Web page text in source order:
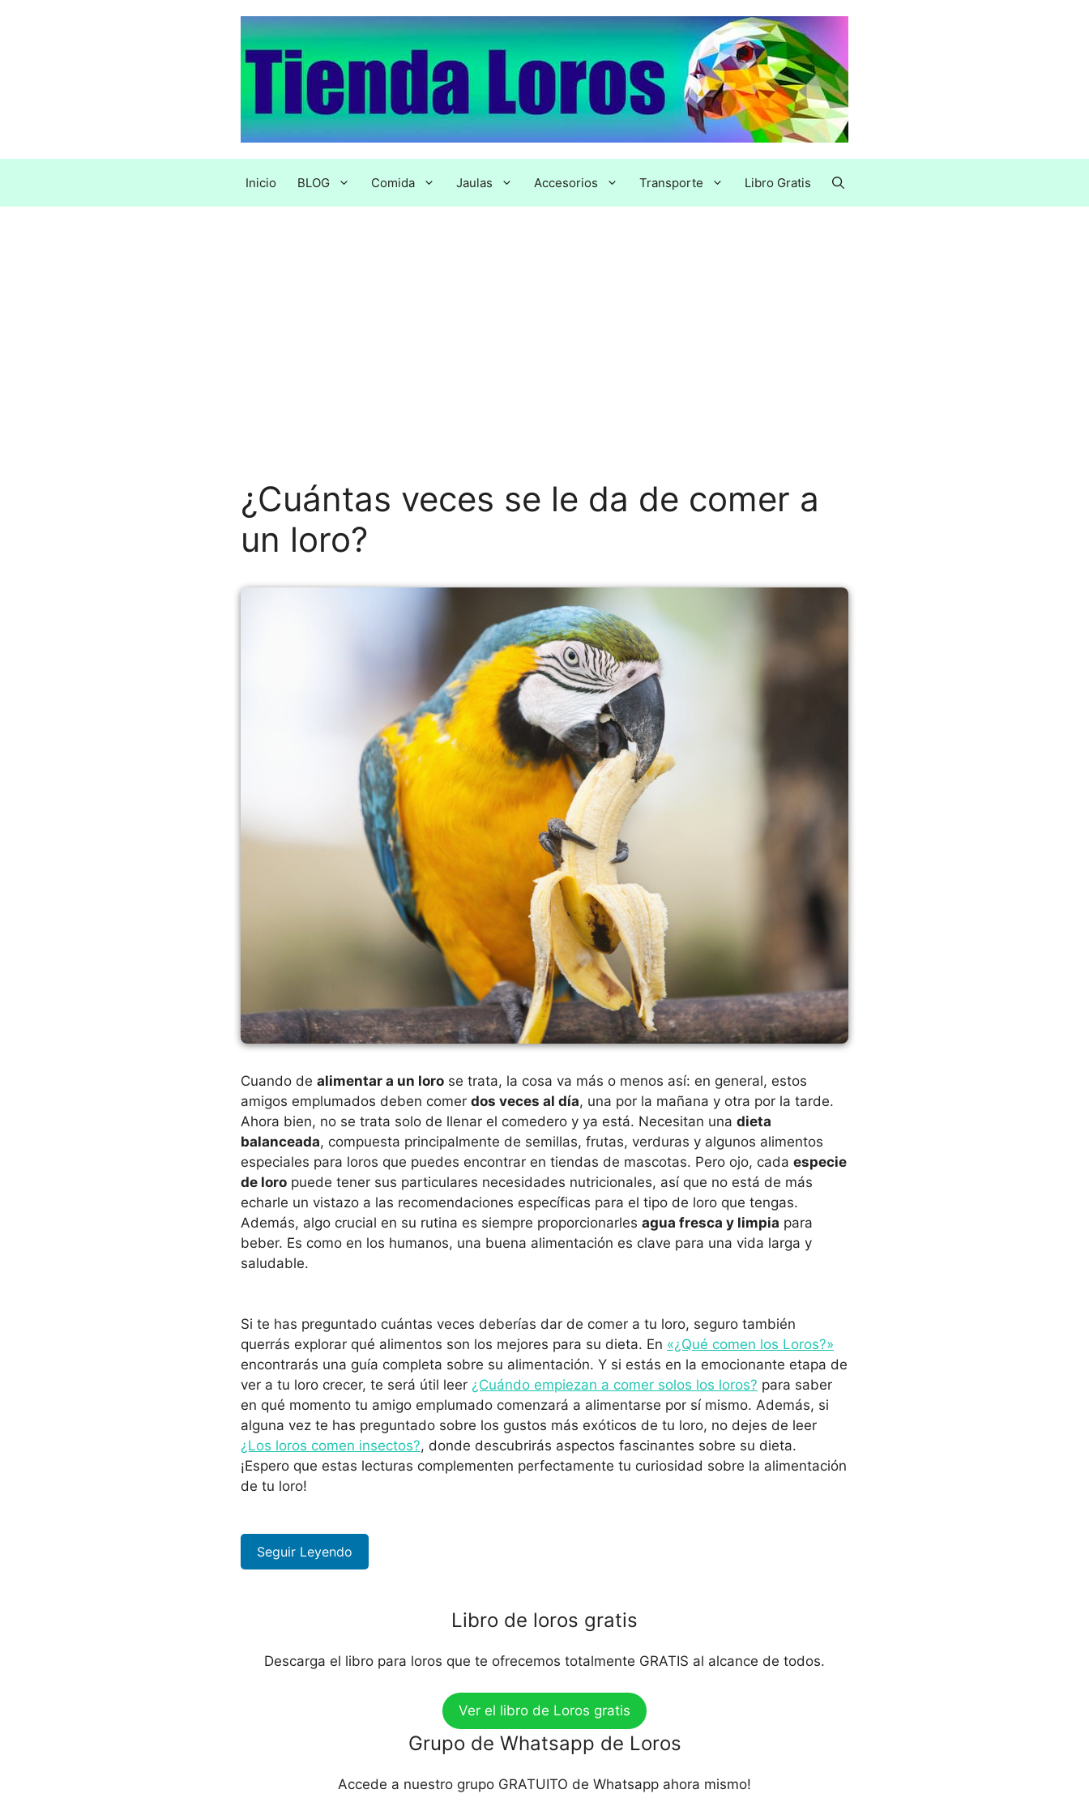
Inicio BLOG Comida Jaulas Accesorios Transporte Libro Gratis
¿Cuántas veces se le da de comer a
un loro?
Cuando de alimentar a un loro se trata, la cosa va más o menos así: en general, estos
amigos emplumados deben comer dos veces al día, una por la mañana y otra por la tarde.
Ahora bien, no se trata solo de llenar el comedero y ya está. Necesitan una dieta
balanceada, compuesta principalmente de semillas, frutas, verduras y algunos alimentos
especiales para loros que puedes encontrar en tiendas de mascotas. Pero ojo, cada especie
de loro puede tener sus particulares necesidades nutricionales, así que no está de más
echarle un vistazo a las recomendaciones específicas para el tipo de loro que tengas.
Además, algo crucial en su rutina es siempre proporcionarles agua fresca y limpia para
beber. Es como en los humanos, una buena alimentación es clave para una vida larga y
saludable.
Si te has preguntado cuántas veces deberías dar de comer a tu loro, seguro también
querrás explorar qué alimentos son los mejores para su dieta. En «¿Qué comen los Loros?»
encontrarás una guía completa sobre su alimentación. Y si estás en la emocionante etapa de
ver a tu loro crecer, te será útil leer ¿Cuándo empiezan a comer solos los loros? para saber
en qué momento tu amigo emplumado comenzará a alimentarse por sí mismo. Además, si
alguna vez te has preguntado sobre los gustos más exóticos de tu loro, no dejes de leer
¿Los loros comen insectos?, donde descubrirás aspectos fascinantes sobre su dieta.
¡Espero que estas lecturas complementen perfectamente tu curiosidad sobre la alimentación
de tu loro!
Seguir Leyendo
Libro de loros gratis
Descarga el libro para loros que te ofrecemos totalmente GRATIS al alcance de todos.
Ver el libro de Loros gratis
Grupo de Whatsapp de Loros
Accede a nuestro grupo GRATUITO de Whatsapp ahora mismo!